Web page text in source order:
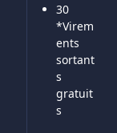
30
*Virem
ents
sortant
s
gratuit
s